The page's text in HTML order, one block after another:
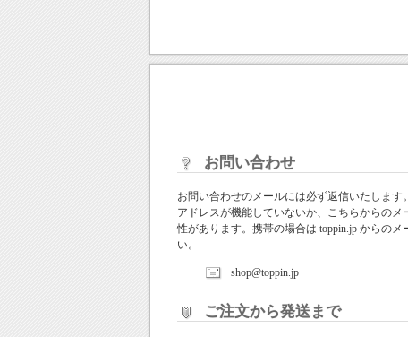
お問い合わせ
お問い合わせのメールには必ず返信いたしま
アドレスが機能していないか、こちらからの
性があります。携帯の場合は toppin.jp からの
い。
shop@toppin.jp
ご注文から発送まで